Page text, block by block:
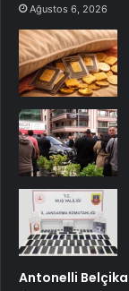
Ağustos 6, 2026
Antonelli